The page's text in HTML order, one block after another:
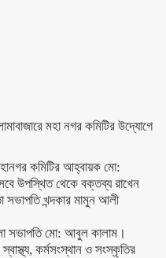
মহা নগর কমিটির উদ্যোগে
কমিটির আহ্বায়ক মো:
উপস্থিত থেকে বক্তব্য রাখেন
সভাপতি খন্দকার মামুন আলী
সভাপতি মো: আবুল কালাম।
কর্মসংস্থান ও সংস্কৃতির